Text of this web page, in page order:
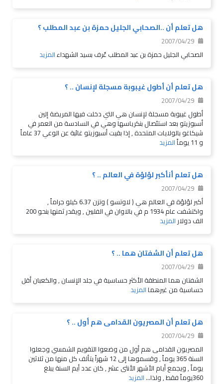
هل تعلم أن ..الصحابي الجليل حمزة بن عبد المطلب ؟
2007/04/29
الصحابي الجليل حمزة بن عبد المطلب عٌرف بسيد الشهداءالمزيد
هل تعلم أن أطول غيبوبة مسجلة لإنسان .. ؟
2007/04/29
أطول غيبوبة مسجلة لإنسان هي التي دخلت فيها المريضة إلين
أسبوزيتو بعد استئصال بنكرياسها وهي في السادسة من العمر في
شيكاغو بالولايات المتحدة , إذا بقيت أسبوزيتو غائبة عن الوعي 37 عاماً
و 11 يوماً المزيد
هل تعلم أنأكبر لؤلؤة في العالم .. ؟
2007/04/29
أكبر لؤلؤة في العالم هي ( لاوتسو ) وتزن 6.37 كيلو جراماً ,
واكتشفت عام 1934 م في بالاوان في الفلبين , ويقدر ثمنها بنحو 200
الف دولار المزيد
هل تعلم أن الشفتان هما .. ؟
2007/04/29
الشفتان هما المنطقة الأكثر حساسية في جلد الإنسان , والكعبان أقل
حساسية من غيرهما المزيد
هل تعلم أن المصريون القدامى هم أول .. ؟
2007/04/29
المصريون القدامى هم أول من وضعوا التقويم الشمسي وجعلوا
السنة 365 يوماً , وقسموها إلى 12 شهراً يتألف كل منها من ثلاثين
يوماً , ويجمع أيام الأشهر الأنثى عشر , كان عدد أيم السنة يبلغ
360يوماً فقط , ولذا... المزيد